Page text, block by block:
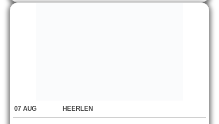
07 AUG HEERLEN